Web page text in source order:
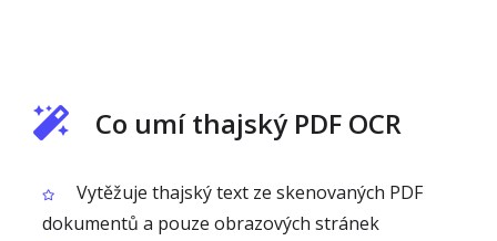
Co umí thajský PDF OCR
Vytěžuje thajský text ze skenovaných PDF
dokumentů a pouze obrazových stránek